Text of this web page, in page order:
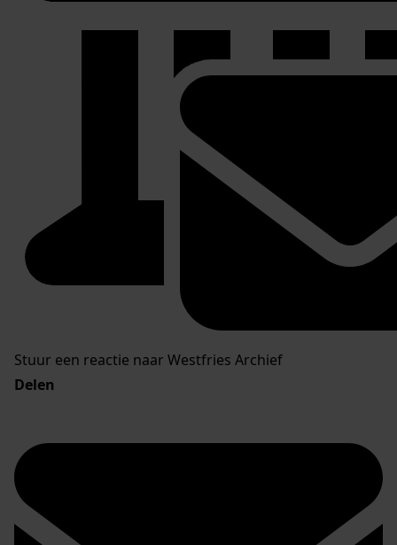
Stuur een reactie naar Westfries Archief
Delen